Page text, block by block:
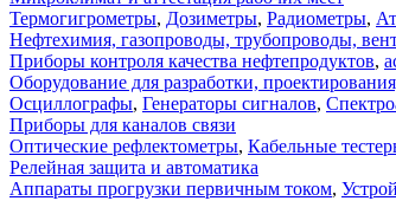
Термогигрометры, Дозиметры, Радиометры,
Нефтехимия, газопроводы, трубопроводы,
Приборы контроля качества нефтепродуктов,
Оборудование для разработки,
Осциллографы, Генераторы сигналов,
Приборы для каналов связи
Оптические рефлектометры, Кабельные
Релейная защита и автоматика
Аппараты прогрузки первичным током,